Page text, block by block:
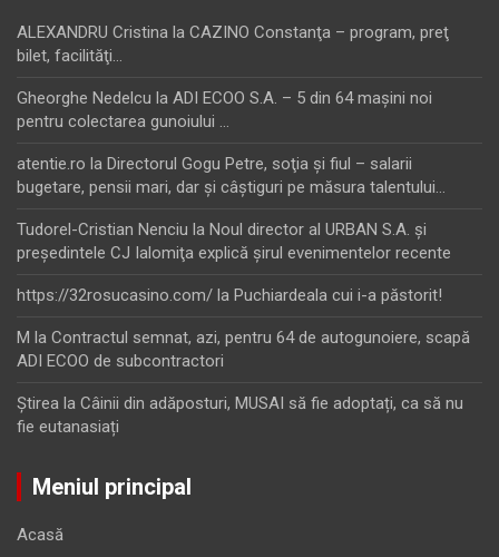
ALEXANDRU Cristina la CAZINO Constanţa – program, preţ
bilet, facilităţi…
Gheorghe Nedelcu la ADI ECOO S.A. – 5 din 64 maşini noi
pentru colectarea gunoiului …
atentie.ro la Directorul Gogu Petre, soţia şi fiul – salarii
bugetare, pensii mari, dar şi câştiguri pe măsura talentului…
Tudorel-Cristian Nenciu la Noul director al URBAN S.A. şi
preşedintele CJ Ialomiţa explică şirul evenimentelor recente
https://32rosucasino.com/ la Puchiardeala cui i-a păstorit!
M la Contractul semnat, azi, pentru 64 de autogunoiere, scapă
ADI ECOO de subcontractori
Ştirea la Câinii din adăposturi, MUSAI să fie adoptați, ca să nu
fie eutanasiați
Meniul principal
Acasă